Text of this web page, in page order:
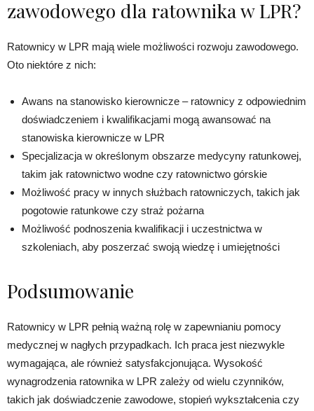
zawodowego dla ratownika w LPR?
Ratownicy w LPR mają wiele możliwości rozwoju zawodowego.
Oto niektóre z nich:
Awans na stanowisko kierownicze – ratownicy z odpowiednim
doświadczeniem i kwalifikacjami mogą awansować na
stanowiska kierownicze w LPR
Specjalizacja w określonym obszarze medycyny ratunkowej,
takim jak ratownictwo wodne czy ratownictwo górskie
Możliwość pracy w innych służbach ratowniczych, takich jak
pogotowie ratunkowe czy straż pożarna
Możliwość podnoszenia kwalifikacji i uczestnictwa w
szkoleniach, aby poszerzać swoją wiedzę i umiejętności
Podsumowanie
Ratownicy w LPR pełnią ważną rolę w zapewnianiu pomocy
medycznej w nagłych przypadkach. Ich praca jest niezwykle
wymagająca, ale również satysfakcjonująca. Wysokość
wynagrodzenia ratownika w LPR zależy od wielu czynników,
takich jak doświadczenie zawodowe, stopień wykształcenia czy